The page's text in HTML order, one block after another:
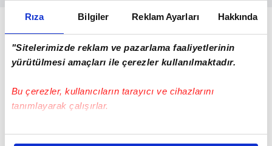
Rıza Bilgiler Reklam Ayarları Hakkında
"Sitelerimizde reklam ve pazarlama faaliyetlerinin
yürütülmesi amaçları ile çerezler kullanılmaktadır.
Bu çerezler, kullanıcıların tarayıcı ve cihazlarını
tanımlayarak çalışırlar.
Bu çerezlere izin vermeniz halinde sizlere özel
Kadro Oyuncu Dk Goller
KAL 78 Yusuf Ylmaz